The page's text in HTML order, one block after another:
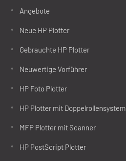
Angebote
Neue HP Plotter
Gebrauchte HP Plotter
Neuwertige Vorführer
HP Foto Plotter
HP Plotter mit Doppelrollensystem
MFP Plotter mit Scanner
HP PostScript Plotter